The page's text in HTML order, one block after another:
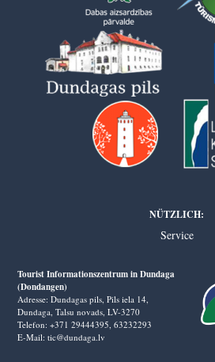
NÜTZLICH:
Service
Tourist Informationszentrum in Dundaga
(Dondangen)
Adresse: Dundagas pils, Pils iela 14,
Dundaga, Talsu novads, LV-3270
Telefon: +371 29444395,63232293
E-Mail: tic@dundaga.lv